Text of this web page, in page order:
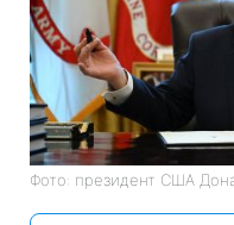
Фото: президент США